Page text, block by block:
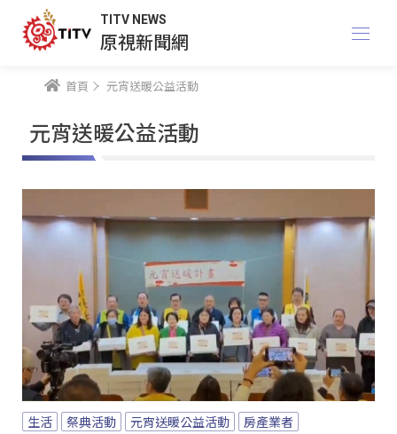
TITV NEWS
原視新聞網
首頁 元宵送暖公益活動
元宵送暖公益活動
生活 祭典活動 元宵送暖公益活動
房產業者